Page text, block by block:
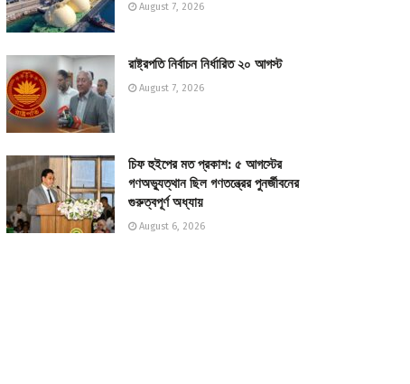
August 7, 2026
রাষ্ট্রপতি নির্বাচন নির্ধারিত ২০ আগস্ট
August 7, 2026
চিফ হুইপের মত প্রকাশ: ৫ আগস্টের
গণঅভ্যুত্থান ছিল গণতন্ত্রের পুনর্জীবনের
গুরুত্বপূর্ণ অধ্যায়
August 6, 2026